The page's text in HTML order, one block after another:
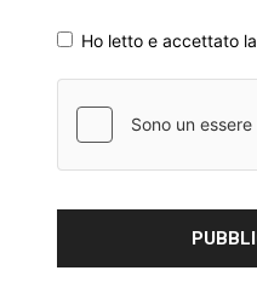
Ho letto e accettato la